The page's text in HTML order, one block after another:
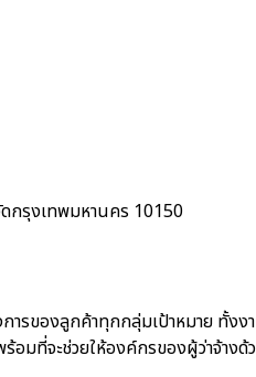
กรุงเทพมหานคร 10150
รของลูกค้าทุกกลุ่มเป้าหมาย ทั้
มที่จะช่วยให้องค์กรของผู้ว่าจ้า